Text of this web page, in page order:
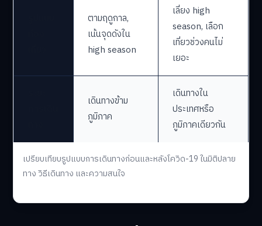
เปรียบเทียบรูปแบบการเดินทางก่อนและหลังโควิด-19 ในมิติปลาย
ทาง วิธีเดินทาง และความสนใจ
ตามฤดูกาล,
เน้นจุดดังใน
high season
เลี่ยง high
season, เลือก
เที่ยวช่วงคนไม่
เยอะ
เดินทางข้าม
ภูมิภาค
เดินทางใน
ประเทศหรือ
ภูมิภาคเดียวกัน